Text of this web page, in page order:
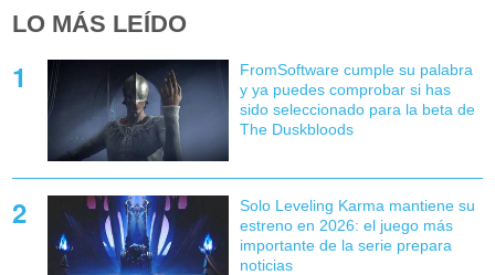
LO MÁS LEÍDO
FromSoftware cumple su palabra
y ya puedes comprobar si has
sido seleccionado para la beta de
The Duskbloods
Solo Leveling Karma mantiene su
estreno en 2026: el juego más
importante de la serie prepara
noticias